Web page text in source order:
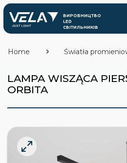
LAMPA WISZĄCA
ORBITA
Home Światła